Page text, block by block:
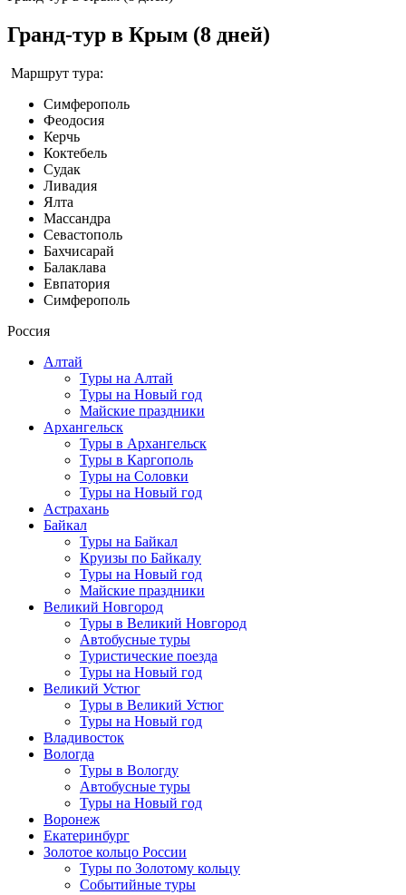
Гранд-тур в Крым (8 дней)
Маршрут тура:
Симферополь
Феодосия
Керчь
Коктебель
Судак
Ливадия
Ялта
Массандра
Севастополь
Бахчисарай
Балаклава
Евпатория
Симферополь
Россия
Алтай
Туры на Алтай
Туры на Новый год
Майские праздники
Архангельск
Туры в Архангельск
Туры в Каргополь
Туры на Соловки
Туры на Новый год
Астрахань
Байкал
Туры на Байкал
Круизы по Байкалу
Туры на Новый год
Майские праздники
Великий Новгород
Туры в Великий Новгород
Автобусные туры
Туристические поезда
Туры на Новый год
Великий Устюг
Туры в Великий Устюг
Туры на Новый год
Владивосток
Вологда
Туры в Вологду
Автобусные туры
Туры на Новый год
Воронеж
Екатеринбург
Золотое кольцо России
Туры по Золотому кольцу
Событийные туры